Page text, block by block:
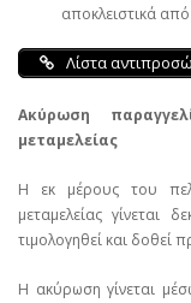
αποκλειστικά από
Λίστα
Ακύρωση
μεταμελείας
Η εκ μέρους του
μεταμελείας γίνεται
τιμολογηθεί και δοθεί
Η ακύρωση γίνεται